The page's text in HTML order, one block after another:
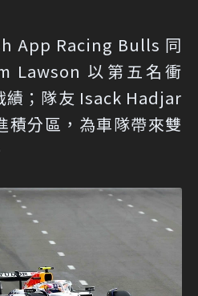
App Racing Bulls 同
Lawson 以第五名衝
績；隊友 Isack Hadjar
積分區，為車隊帶來雙